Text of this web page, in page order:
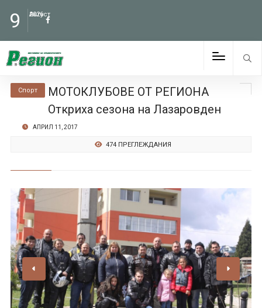
9 Август
2026
Спорт
МОТОКЛУБОВЕ ОТ РЕГИОНА
Откриха сезона на Лазаровден
АПРИЛ 11, 2017
474 ПРЕГЛЕЖДАНИЯ